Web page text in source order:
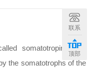
somatotropin, is a
the somatotrophs of the
联系
顶部